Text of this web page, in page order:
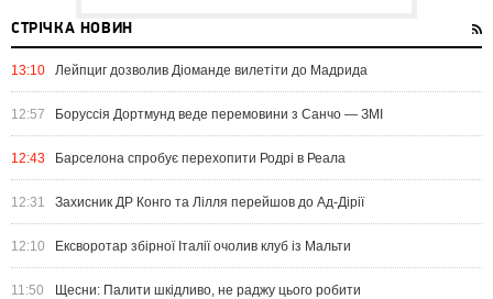
СТРІЧКА НОВИН
13:10 Лейпциг дозволив Діоманде вилетіти до Мадрида
12:57 Боруссія Дортмунд веде перемовини з Санчо — ЗМІ
12:43 Барселона спробує перехопити Родрі в Реала
12:31 Захисник ДР Конго та Лілля перейшов до Ад-Дірії
12:10 Ексворотар збірної Італії очолив клуб із Мальти
11:50 Щесни: Палити шкідливо, не раджу цього робити